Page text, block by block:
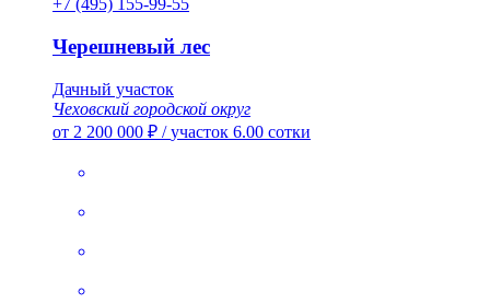
+7 (495) 155-99-55
Черешневый лес
Дачный участок
Чеховский городской округ
от 2 200 000 ₽ /участок 6.00 сотки